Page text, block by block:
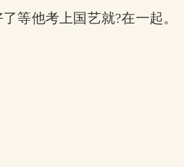
等他考上国艺就?在一起。